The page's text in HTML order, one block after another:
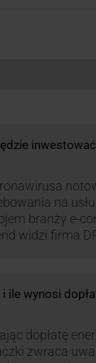
na
branży e-
widzi firma
i ile wynosi
dopłatę
zwraca